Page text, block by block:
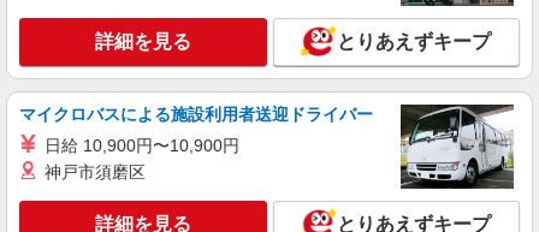
紹介予定派遣
【au】の携帯販売スタッフ
時給1500円〜1800円（経験・能力による） ※
残業代支給 ★交通費別途支給（規定あり） ゜
+゜・。○。・゜+゜・。○。・゜+゜ 入社祝い金10
ィブ支給(規定有) ★月2回払い・週払い可能（規程
有）★ ゜・。○。・゜+゜・。○。・゜+゜
キープ 詳細を見る
詳細を見る とりあえずキープ
マイクロバスによる施設利用者送迎ドライバー
日給 10,900円〜10,900円
神戸市須磨区
詳細を見る とりあえずキープ